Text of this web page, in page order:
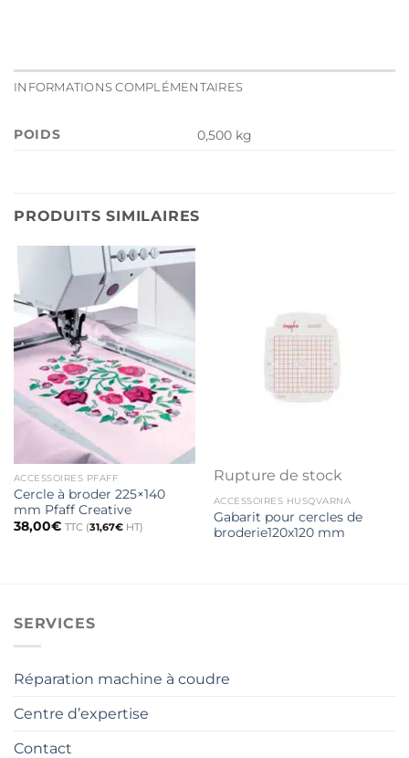
INFORMATIONS COMPLÉMENTAIRES
POIDS 0,500 kg
PRODUITS SIMILAIRES
ACCESSOIRES PFAFF
Cercle à broder 225×140
mm Pfaff Creative
38,00€ TTC (31,67€HT)
Rupture de stock
ACCESSOIRES HUSQVARNA
Gabarit pour cercles de
broderie120x120 mm
SERVICES
Réparation machine à coudre
Centre d’expertise
Contact